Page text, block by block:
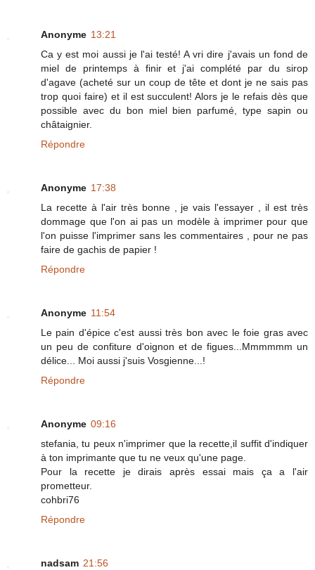
Anonyme 13:21
Ca y est moi aussi je l'ai testé! A vri dire j'avais un fond de
miel de printemps à finir et j'ai complété par du sirop
d'agave (acheté sur un coup de tête et dont je ne sais pas
trop quoi faire) et il est succulent! Alors je le refais dès que
possible avec du bon miel bien parfumé, type sapin ou
châtaignier.
Répondre
Anonyme 17:38
La recette à l'air très bonne , je vais l'essayer , il est très
dommage que l'on ai pas un modèle à imprimer pour que
l'on puisse l'imprimer sans les commentaires , pour ne pas
faire de gachis de papier !
Répondre
Anonyme 11:54
Le pain d'épice c'est aussi très bon avec le foie gras avec
un peu de confiture d'oignon et de figues...Mmmmmm un
délice... Moi aussi j'suis Vosgienne...!
Répondre
Anonyme 09:16
stefania, tu peux n'imprimer que la recette,il suffit d'indiquer
à ton imprimante que tu ne veux qu'une page.
Pour la recette je dirais après essai mais ça a l'air
prometteur.
cohbri76
Répondre
nadsam 21:56